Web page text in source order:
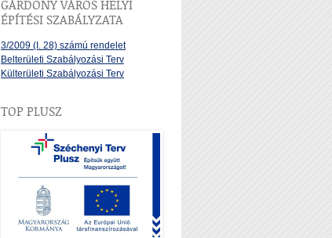
GÁRDONY VÁROS HELYI
ÉPÍTÉSI SZABÁLYZATA
3/2009 (I. 28) számú rendelet
Belterületi Szabályozási Terv
Külterületi Szabályozási Terv
TOP PLUSZ